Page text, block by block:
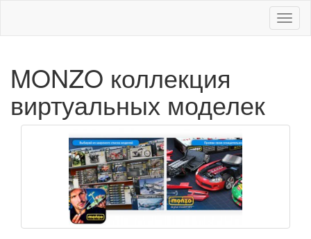
Меню
MONZO коллекция
виртуальных моделек